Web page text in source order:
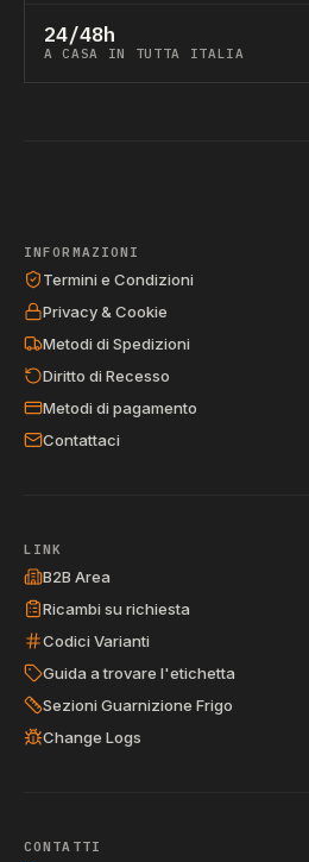
24/48h
A CASA IN TUTTA ITALIA
INFORMAZIONI
Termini e Condizioni
Privacy & Cookie
Metodi di Spedizioni
Diritto di Recesso
Metodi di pagamento
Contattaci
LINK
B2B Area
Ricambi su richiesta
Codici Varianti
Guida a trovare l'etichetta
Sezioni Guarnizione Frigo
Change Logs
CONTATTI